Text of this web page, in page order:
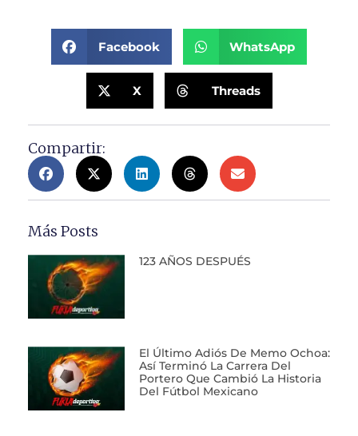
Facebook WhatsApp
X Threads
Compartir:
Más Posts
123 AÑOS DESPUÉS
El Último Adiós De Memo Ochoa:
Así Terminó La Carrera Del
Portero Que Cambió La Historia
Del Fútbol Mexicano